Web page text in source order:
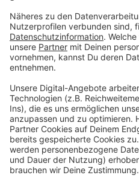
Anzeige
Anzeige
Das Museum Schloss
Abteiberg sind Heiligabend,
Weihnachtsfeiertag,